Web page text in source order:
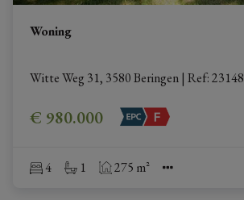
Woning
Witte Weg 31, 3580 Beringen | Ref: 23148
€ 980.000
4 1 275 m²